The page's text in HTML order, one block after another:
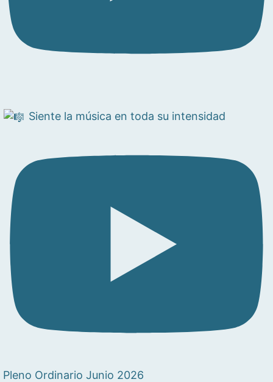
Siente la música en toda su intensidad
Pleno Ordinario Junio 2026